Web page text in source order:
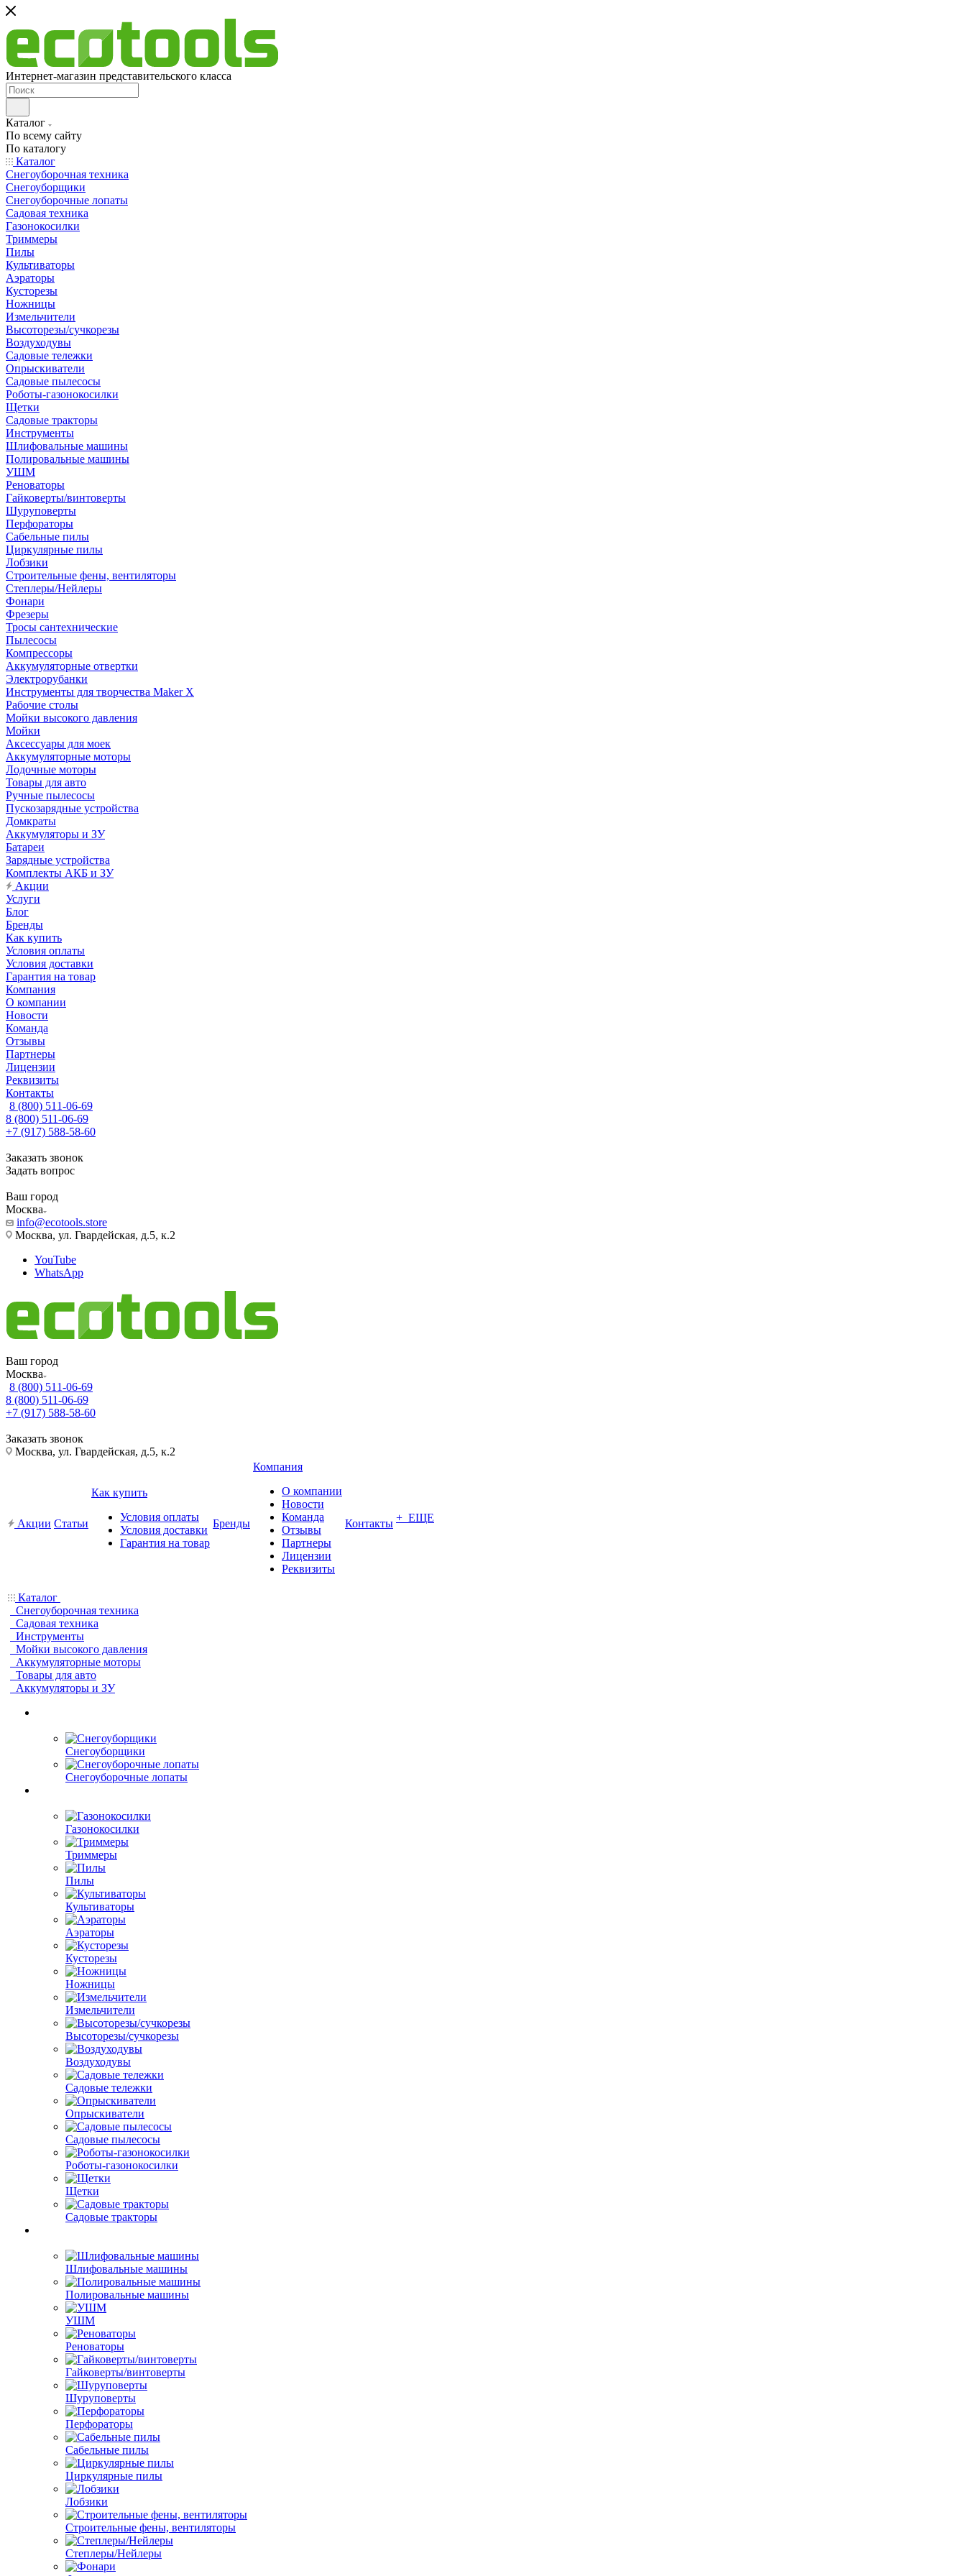
Интернет-магазин представительского класса
Каталог
По всему сайту
По каталогу
Каталог
Снегоуборочная техника
Снегоуборщики
Снегоуборочные лопаты
Садовая техника
Газонокосилки
Триммеры
Пилы
Культиваторы
Аэраторы
Кусторезы
Ножницы
Измельчители
Высоторезы/сучкорезы
Воздуходувы
Садовые тележки
Опрыскиватели
Садовые пылесосы
Роботы-газонокосилки
Щетки
Садовые тракторы
Инструменты
Шлифовальные машины
Полировальные машины
УШМ
Реноваторы
Гайковерты/винтоверты
Шуруповерты
Перфораторы
Сабельные пилы
Циркулярные пилы
Лобзики
Строительные фены, вентиляторы
Степлеры/Нейлеры
Фонари
Фрезеры
Тросы сантехнические
Пылесосы
Компрессоры
Аккумуляторные отвертки
Электрорубанки
Инструменты для творчества Maker X
Рабочие столы
Мойки высокого давления
Мойки
Аксессуары для моек
Аккумуляторные моторы
Лодочные моторы
Товары для авто
Ручные пылесосы
Пускозарядные устройства
Домкраты
Аккумуляторы и ЗУ
Батареи
Зарядные устройства
Комплекты АКБ и ЗУ
Акции
Услуги
Блог
Бренды
Как купить
Условия оплаты
Условия доставки
Гарантия на товар
Компания
О компании
Новости
Команда
Отзывы
Партнеры
Лицензии
Реквизиты
Контакты
8 (800) 511-06-69
8 (800) 511-06-69
+7 (917) 588-58-60
Заказать звонок
Задать вопрос
Ваш город
Москва
info@ecotools.store
Москва, ул. Гвардейская, д.5, к.2
YouTube
WhatsApp
Ваш город
Москва
8 (800) 511-06-69
8 (800) 511-06-69
+7 (917) 588-58-60
Заказать звонок
Москва, ул. Гвардейская, д.5, к.2
Акции Статьи
Как купить
Условия оплаты
Условия доставки
Гарантия на товар
Бренды
Компания
О компании
Новости
Команда
Отзывы
Партнеры
Лицензии
Реквизиты
Контакты + ЕЩЕ
Каталог
Снегоуборочная техника
Садовая техника
Инструменты
Мойки высокого давления
Аккумуляторные моторы
Товары для авто
Аккумуляторы и ЗУ
Снегоуборщики
Снегоуборочные лопаты
Газонокосилки
Триммеры
Пилы
Культиваторы
Аэраторы
Кусторезы
Ножницы
Измельчители
Высоторезы/сучкорезы
Воздуходувы
Садовые тележки
Опрыскиватели
Садовые пылесосы
Роботы-газонокосилки
Щетки
Садовые тракторы
Шлифовальные машины
Полировальные машины
УШМ
Реноваторы
Гайковерты/винтоверты
Шуруповерты
Перфораторы
Сабельные пилы
Циркулярные пилы
Лобзики
Строительные фены, вентиляторы
Степлеры/Нейлеры